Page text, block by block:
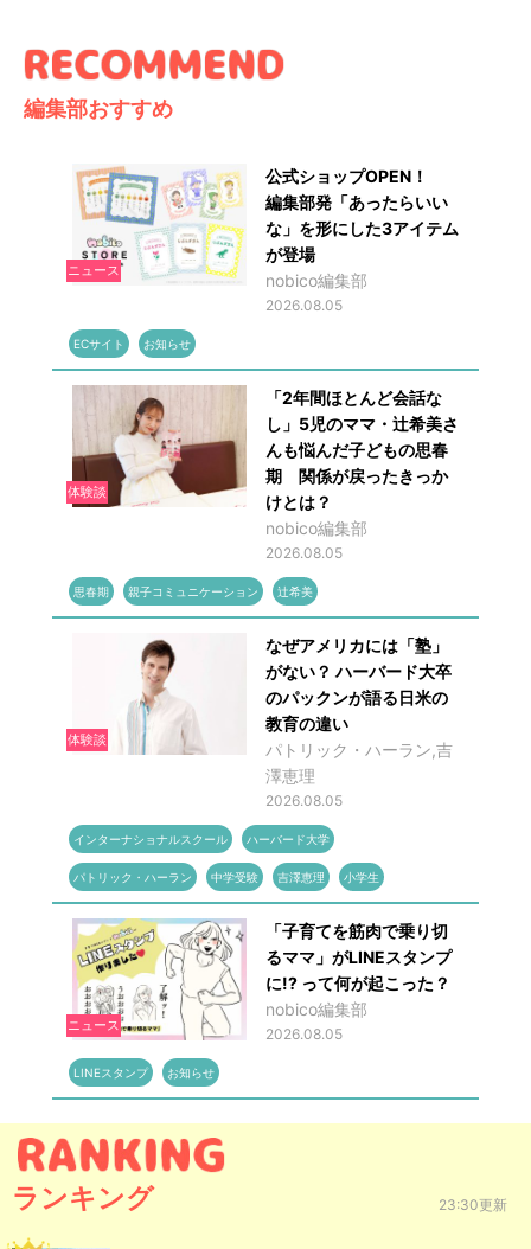
編集部おすすめ
ニュース
公式ショップOPEN！
編集部発「あったらいい
な」を形にした3アイテム
が登場
nobico編集部
2026.08.05
ECサイト お知らせ
体験談
「2年間ほとんど会話な
し」5児のママ・辻希美さ
んも悩んだ子どもの思春
期 関係が戻ったきっか
けとは？
nobico編集部
2026.08.05
思春期 親子コミュニケーション 辻希美
体験談
なぜアメリカには「塾」
がない？ ハーバード大卒
のパックンが語る日米の
教育の違い
パトリック・ハーラン,吉
澤恵理
2026.08.05
インターナショナルスクール ハーバード大学
パトリック・ハーラン 中学受験 吉澤恵理 小学生
ニュース
「子育てを筋肉で乗り切
るママ」がLINEスタンプ
に!? って何が起こった？
nobico編集部
2026.08.05
LINEスタンプ お知らせ
ランキング 23:30更新